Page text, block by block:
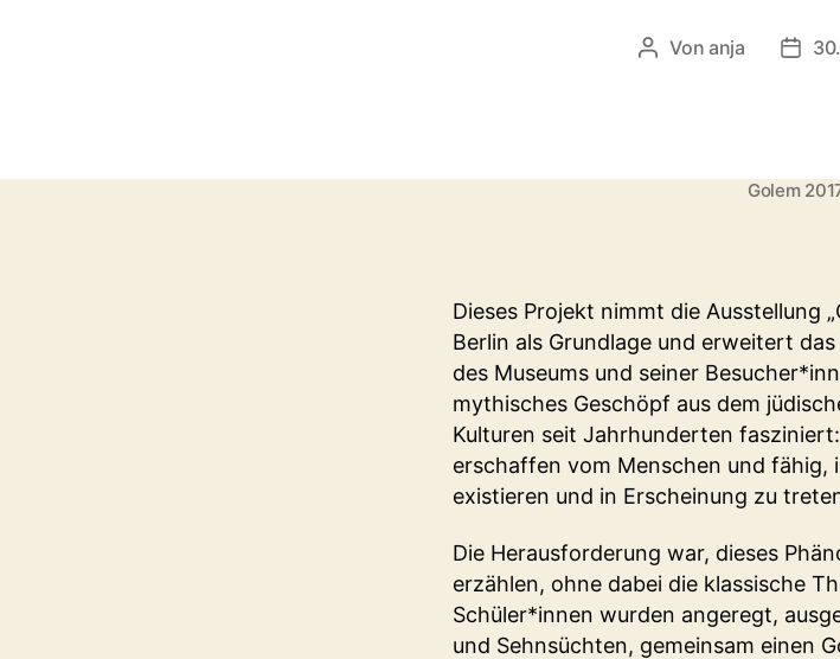
Beitragsautor
Vonanja
Golem
Dieses Projekt nimmt die Ausstellung
Berlin als Grundlage und erweitert
des Museums und seiner
mythisches Geschöpf aus dem
Kulturen seit Jahrhunderten
erschaffen vom Menschen und fähig,
existieren und in Erscheinung zu
Die Herausforderung war, dieses
erzählen, ohne dabei die klassische
Schüler*innen wurden angeregt,
und Sehnsüchten, gemeinsam einen